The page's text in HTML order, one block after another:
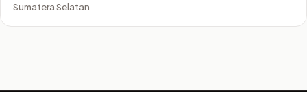
Sumatera Selatan